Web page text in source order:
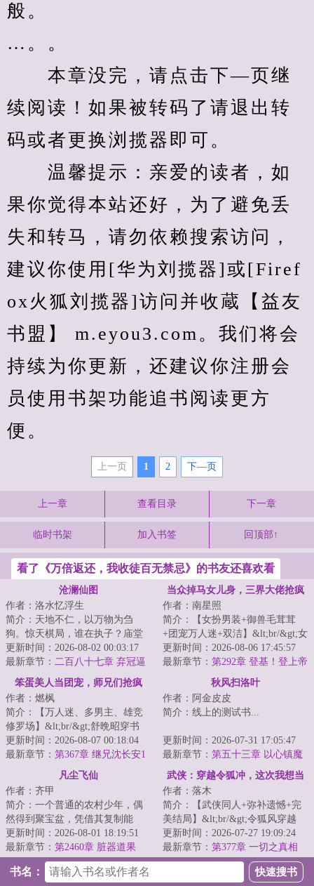
般。
…。。
本章没完，请点击下—页继
续阅读！如果被转码了请退出转
码或者更换浏揽器即可。
温馨提示：亲爱的读者，如
果你觉得本站还好，为了避免丢
失和转马，请勿依赖搜索访问，
建议你使用[华为刘揽器]或[Firef
ox火狐刘揽器]访问并收蔵【益友
书盟】 m.eyou3.com。我们将会
持续为你更新，还建议你注册会
员使用书架功能追书阅读更方
便。
上一页 1 2 下—页
上一章 查看目录 下一章
临时书架 加入书签 回顶部↑
看了《万倍返还，我收徒百无禁忌》的书友还喜欢看
沧澜仙图
作者：洛水忆浮生
简介：天地不仁，以万物为刍
狗。惊天棋局，谁在执子？庙堂
与江湖、热血与阴谋、爱情与背
叛、血海深仇与儿...
更新时间：2026-08-02 00:03:17
最新章节： 二百八十七章 弃冠逼
宫义何辞
当众掉马女儿身，三界大佬抢疯
作者：南星照
简介：【女扮男装+御兽毛茸茸
+团宠万人迷+双洁】&lt;br/&gt;女
扮男装苟仙门，谁知师妹捧着孕
肚上门：“师...
更新时间：2026-08-06 17:45:57
最新章节： 第292章 登基！登上帝
笨蛋美人当团宠，师兄们抢疯
作者：燃枫
简介：【万人迷、多男主、雄竞
修罗场】&lt;br/&gt;舒晩昭穿书
了。&lt;br/&gt;原主作恶多端，娇
纵任性。&l...
更新时间：2026-08-07 00:18:04
最新章节： 第367章 继兄沈长安1
秋风扫洛叶
作者：阿金皮皮
简介：线上的测试书...
更新时间：2026-07-31 17:05:47
最新章节： 第五十三章 以心镇魔
凡尘飞仙
作者：齐甲
简介：一个普通的农村少年，偶
然得到聚宝盆，凭借其复制能
力，得到海量资源，走上修行一
途……仙路悠悠，...
更新时间：2026-08-01 18:19:51
最新章节： 第2460章 脏器道果
武侠：穿越令狐冲，这次我想当
作者：落木
简介：【武侠同人+弥补遗憾+完
美结局】&lt;br/&gt;令狐风穿越
了。&lt;br/&gt;一觉醒来，穿成了
金书第一白...
更新时间：2026-07-27 19:09:24
最新章节： 第377章 一切之真相
书名：